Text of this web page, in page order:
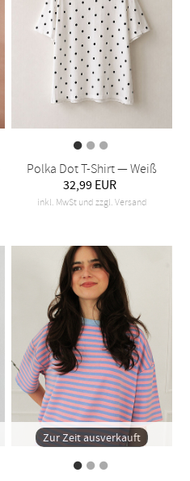
Polka Dot T-Shirt — Weiß
32,99 EUR
inkl. MwSt und zzgl. Versand
Zur Zeit ausverkauft